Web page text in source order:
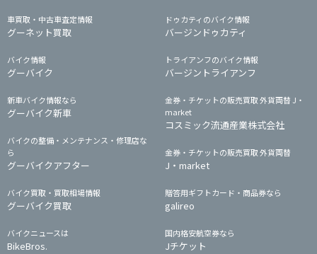
車買取・中古車査定情報
グーネット買取
バイク情報
グーバイク
新車バイク情報なら
グーバイク新車
バイクの整備・メンテナンス・修理店な
ら
グーバイクアフター
バイク買取・買取相場情報
グーバイク買取
バイクニュースは
BikeBros.
ドゥカティのバイク情報
バージンドゥカティ
トライアンフのバイク情報
バージントライアンフ
金券・チケットの販売買取 外貨両替 J・
market
コスミック流通産業株式会社
金券・チケットの販売買取 外貨両替
J・market
贈答用ギフトカード・商品券なら
galireo
国内格安航空券なら
Jチケット